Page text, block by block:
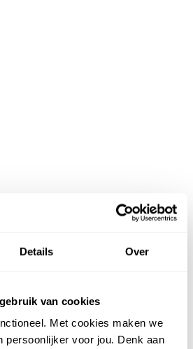
Details Over
van cookies
Met cookies maken we
persoonlijker voor jou. Denk aan